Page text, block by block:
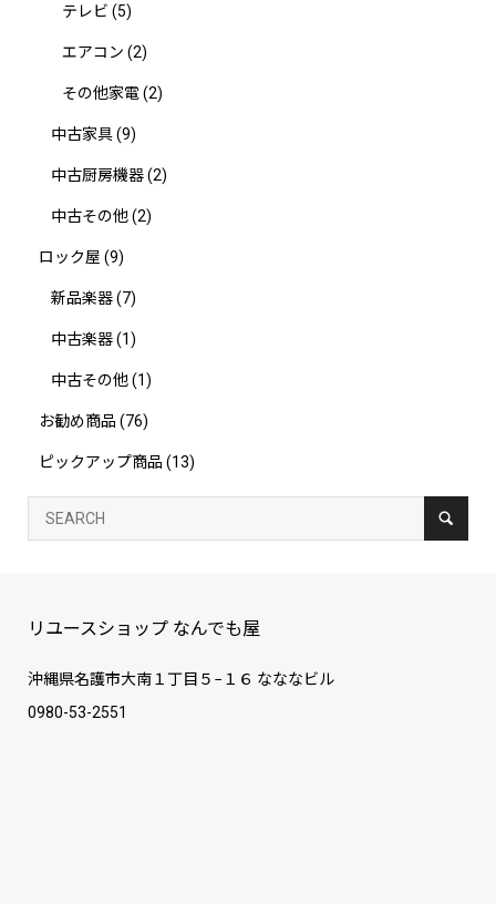
テレビ (5)
エアコン (2)
その他家電(2)
中古家具(9)
中古厨房機器(2)
中古その他(2)
ロック屋 (9)
新品楽器(7)
中古楽器(1)
中古その他(1)
お勧め商品 (76)
ピックアップ商品 (13)
リユースショップ なんでも屋
沖縄県名護市大南１丁目５−１６ なななビル
0980-53-2551